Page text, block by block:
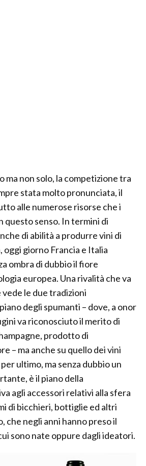
ma non solo, la competizione tra
stata molto pronunciata, il
alle numerose risorse che i
questo senso. In termini di
di abilità a produrre vini di
oggi giorno Francia e Italia
ombra di dubbio il fiore
europea. Una rivalità che va
vede le due tradizioni
degli spumanti – dove, a onor
va riconosciuto il merito di
prodotto di
– ma anche su quello dei vini
ultimo, ma senza dubbio un
è il piano della
agli accessori relativi alla sfera
di bicchieri, bottiglie ed altri
che negli anni hanno preso il
sono nate oppure dagli ideatori.